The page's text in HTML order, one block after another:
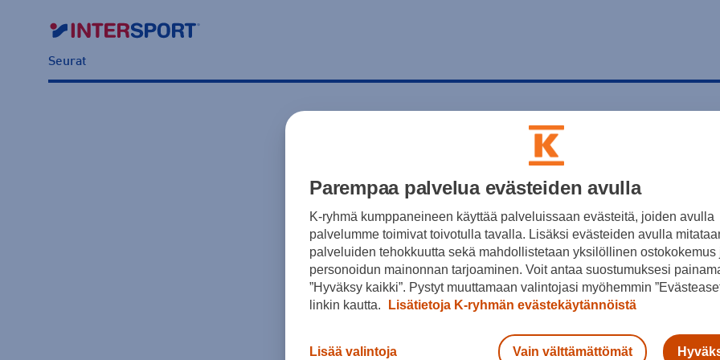
Seurat
Parempaa palvelua evästeiden avulla
K-ryhmä kumppaneineen käyttää palveluissaan evästeitä, joiden avulla
palvelumme toimivat toivotulla tavalla. Lisäksi evästeiden avulla
palveluiden tehokkuutta sekä mahdollistetaan yksilöllinen ostokokemus
personoidun mainonnan tarjoaminen. Voit antaa suostumuksesi
”Hyväksy kaikki”. Pystyt muuttamaan valintojasi myöhemmin
linkin kautta.
Lisätietoja K-ryhmän evästekäytännöistä
Lisää valintoja Vain välttämättömät